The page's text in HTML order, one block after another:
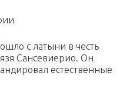
с латыни в честь
Сансевиерио. Он
естественные